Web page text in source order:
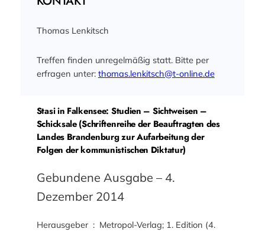
Thomas Lenkitsch
Treffen finden unregelmäßig statt. Bitte per
erfragen unter: thomas.lenkitsch@t-online.de
Stasi in Falkensee: Studien – Sichtweisen –
Schicksale (Schriftenreihe der Beauftragten des
Landes Brandenburg zur Aufarbeitung der
Folgen der kommunistischen Diktatur)
Gebundene Ausgabe – 4.
Dezember 2014
Herausgeber ‏ : ‎ Metropol-Verlag; 1. Edition (4.